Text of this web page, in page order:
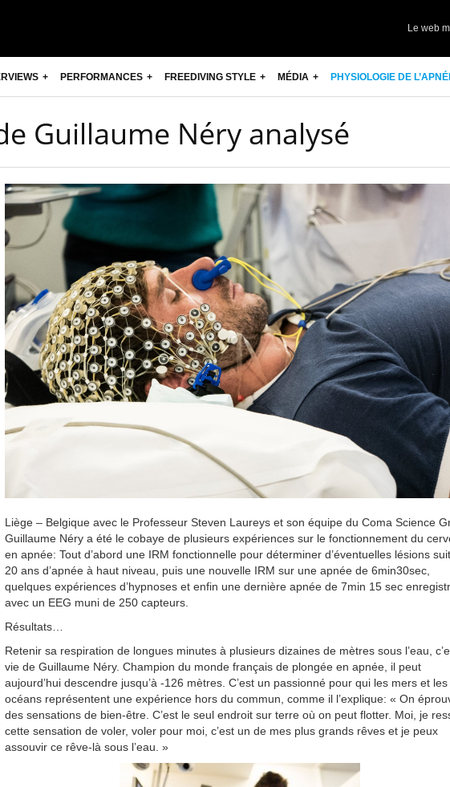
Le web
PERFORMANCES FREEDIVING STYLE MÉDIA PHYSIOLOGIE DE
Guillaume Néry analysé
Liège – Belgique avec le Professeur Steven Laureys et son équipe du Coma Science
Guillaume Néry a été le cobaye de plusieurs expériences sur le fonctionnement du
en apnée: Tout d’abord une IRM fonctionnelle pour déterminer d’éventuelles lésions
20 ans d’apnée à haut niveau, puis une nouvelle IRM sur une apnée de 6min30sec,
quelques expériences d’hypnoses et enfin une dernière apnée de 7min 15 sec
avec un EEG muni de 250 capteurs.
Résultats…
Retenir sa respiration de longues minutes à plusieurs dizaines de mètres sous l’eau,
vie de Guillaume Néry. Champion du monde français de plongée en apnée, il peut
aujourd’hui descendre jusqu’à -126 mètres. C’est un passionné pour qui les mers et les
océans représentent une expérience hors du commun, comme il l’explique: « On
des sensations de bien-être. C’est le seul endroit sur terre où on peut flotter. Moi, je
cette sensation de voler, voler pour moi, c’est un de mes plus grands rêves et je peux
assouvir ce rêve-là sous l’eau. »